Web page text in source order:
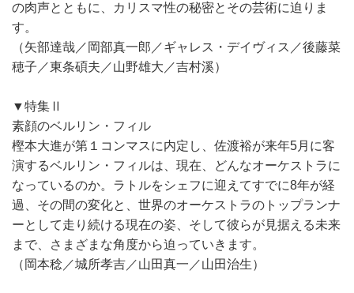
の肉声とともに、カリスマ性の秘密とその芸術に迫りま
す。
（矢部達哉／岡部真一郎／ギャレス・デイヴィス／後藤菜
穂子／東条碩夫／山野雄大／吉村溪）
▼特集Ⅱ
素顔のベルリン・フィル
樫本大進が第１コンマスに内定し、佐渡裕が来年5月に客
演するベルリン・フィルは、現在、どんなオーケストラに
なっているのか。ラトルをシェフに迎えてすでに8年が経
過、その間の変化と、世界のオーケストラのトップランナ
ーとして走り続ける現在の姿、そして彼らが見据える未来
まで、さまざまな角度から迫っていきます。
（岡本稔／城所孝吉／山田真一／山田治生）